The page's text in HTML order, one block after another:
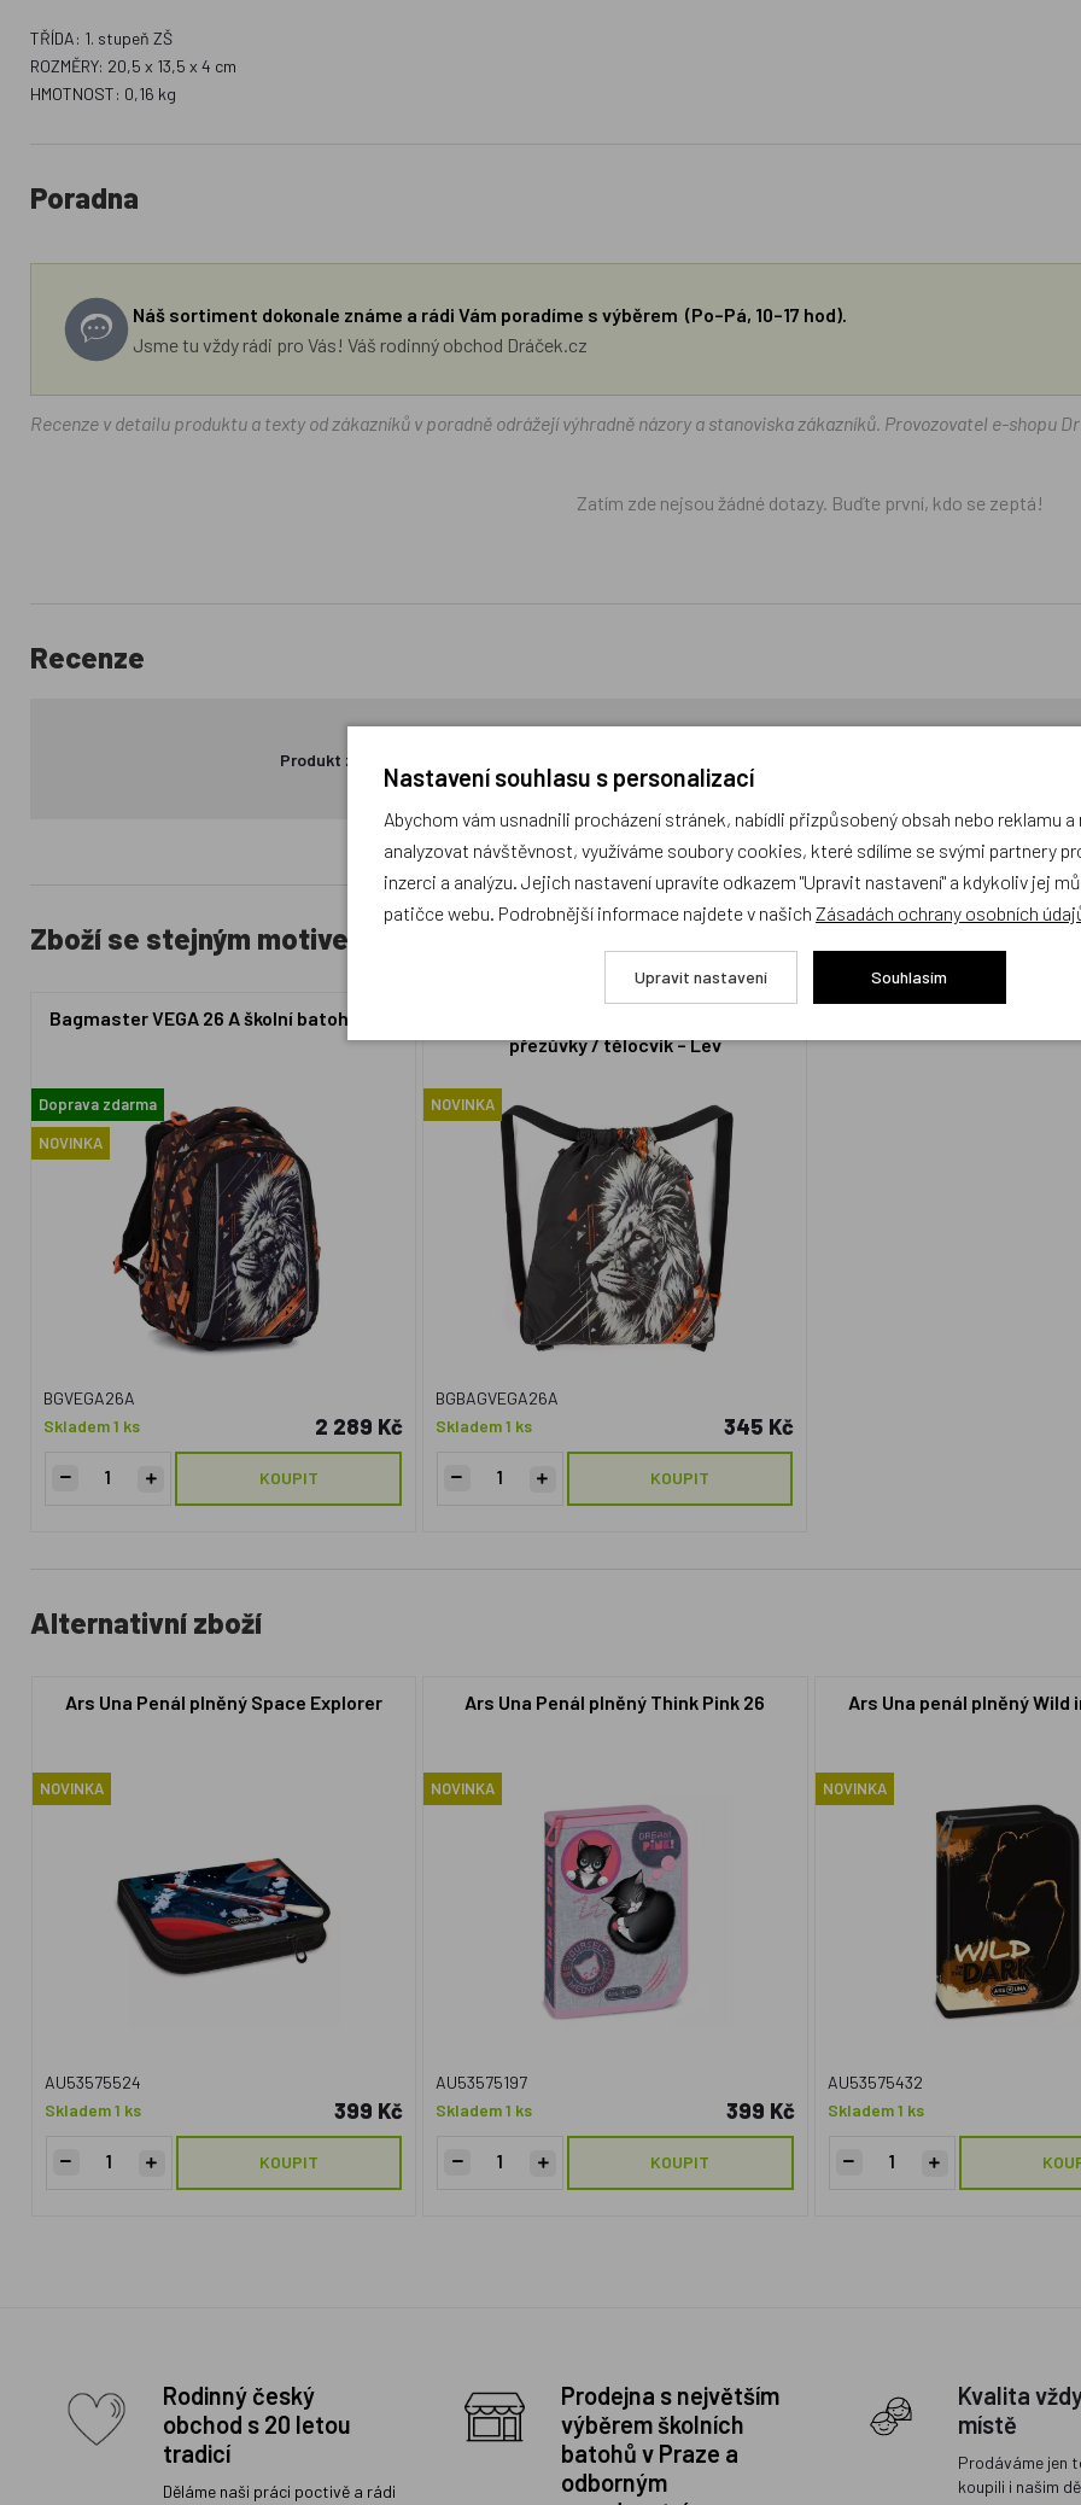
TŘÍDA: 1. stupeň ZŠ
ROZMĚRY: 20,5 x 13,5 x 4 cm
HMOTNOST: 0,16 kg
Poradna
Náš sortiment dokonale známe a rádi Vám poradíme s výběrem (Po–Pá, 10–17 hod).
Jsme tu vždy rádi pro Vás! Váš rodinný obchod Dráček.cz
Recenze v detailu produktu a texty od zákazníků v poradně odrážejí výhradně názory a stanoviska zákazníků. Provozovatel e-shopu
Zatím zde nejsou žádné dotazy. Buďte první, kdo se zeptá!
Recenze
Produkt zatím nemá žádné hodnocení,
Zboží se stejným motivem
Bagmaster VEGA 26 A školní batoh – Lev
Doprava zdarma
NOVINKA
BGVEGA26A
Skladem 1 ks
2 289 Kč
KOUPIT
přezůvky / tělocvik – Lev
NOVINKA
BGBAGVEGA26A
Skladem 1 ks
345 Kč
KOUPIT
Alternativní zboží
Ars Una Penál plněný Space Explorer
NOVINKA
AU53575524
Skladem 1 ks
399 Kč
KOUPIT
Ars Una Penál plněný Think Pink 26
NOVINKA
AU53575197
Skladem 1 ks
399 Kč
KOUPIT
Ars Una penál plněný Wild
NOVINKA
AU53575432
Skladem 1 ks
Rodinný český
obchod s 20 letou
tradicí
Děláme naši práci poctivě a rádi
Prodejna s největším
výběrem školních
batohů v Praze a
odborným
Kvalita
místě
Prodáváme jen
koupili i našim
Nastavení souhlasu s personalizací
Abychom vám usnadnili procházení stránek, nabídli přizpůsobený obsah nebo reklamu
analyzovat návštěvnost, využíváme soubory cookies, které sdílíme se svými partnery
inzerci a analýzu. Jejich nastavení upravíte odkazem "Upravit nastavení" a kdykoliv jej
patičce webu. Podrobnější informace najdete v našich Zásadách ochrany osobních
Upravit nastavení Souhlasím